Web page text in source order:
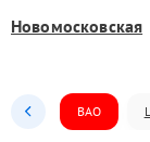
Новомосковская
ВАО